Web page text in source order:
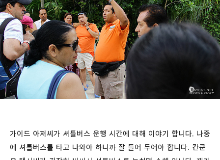
가이드 아저씨가 셔틀버스 운행 시간에 대해 이야기 합니다. 나중
에 셔틀버스를 타고 나와야 하니까 잘 들어 두어야 합니다. 칸쿤